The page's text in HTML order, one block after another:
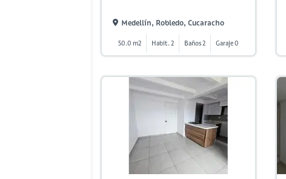
Medellín, Robledo, Cucaracho
50.0 m2 Habit. 2 Baños 2 Garaje 0